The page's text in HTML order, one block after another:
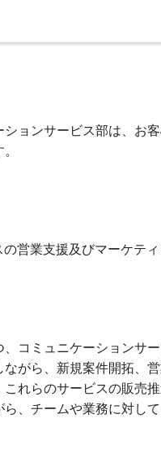
ョンサービス部は、お
営業支援及びマーケテ
コミュニケーションサ
がら、新規案件開拓、
れらのサービスの販売
、チームや業務に対し